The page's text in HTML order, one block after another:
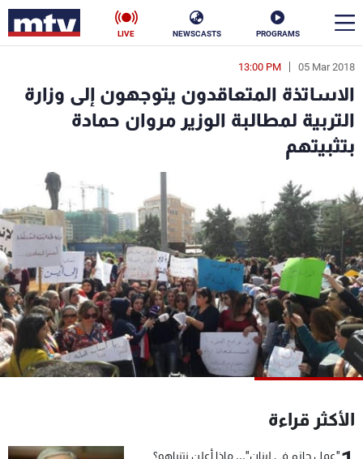
PROGRAMS
NEWSCASTS
LIVE
05 Mar 2018
13:00 PM
الاساتذة المتعاقدون يتوجهون إلى وزارة
التربية لمطالبة الوزير مروان حمادة
بتثبيتهم
الأكثر قراءة
"عمل حازم في لبنان"... ماذا أعلن نتنياهو؟
en
الأخبار
سياسة
إقتصاد
منوعات رياضة
كأس العالم
البرامج
جدول البرامج
شاهد البرامج
عن MTV
وظائف